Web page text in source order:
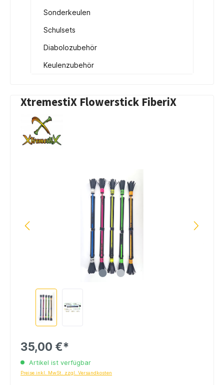
Sonderkeulen
Schulsets
Diabolozubehör
Keulenzubehör
XtremestiX Flowerstick FiberiX
35,00 €*
Artikel ist verfügbar
Preise inkl. MwSt. zzgl. Versandkosten